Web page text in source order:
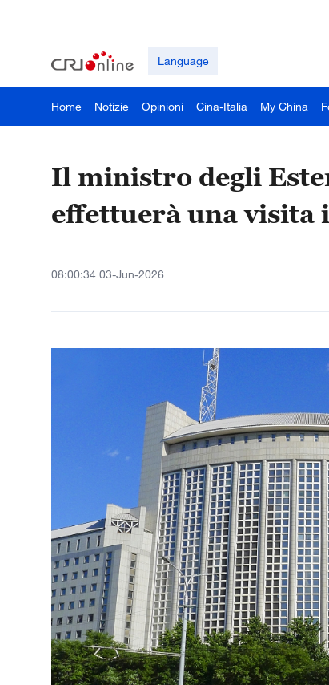
Language
Home Notizie Opinioni Cina-Italia My China
Il ministro degli
effettuerà una visita
08:00:34 03-Jun-2026